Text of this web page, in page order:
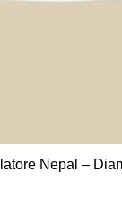
Nepal –